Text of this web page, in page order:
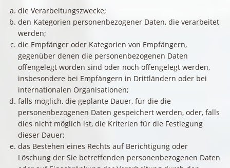
die Verarbeitungszwecke;
den Kategorien personenbezogener Daten, die verarbeitet
werden;
die Empfänger oder Kategorien von Empfängern,
gegenüber denen die personenbezogenen Daten
offengelegt worden sind oder noch offengelegt werden,
insbesondere bei Empfängern in Drittländern oder bei
internationalen Organisationen;
falls möglich, die geplante Dauer, für die die
personenbezogenen Daten gespeichert werden, oder, falls
dies nicht möglich ist, die Kriterien für die Festlegung
dieser Dauer;
das Bestehen eines Rechts auf Berichtigung oder
Löschung der Sie betreffenden personenbezogenen Daten